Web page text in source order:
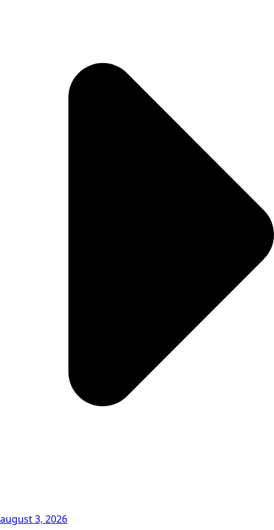
august 3, 2026